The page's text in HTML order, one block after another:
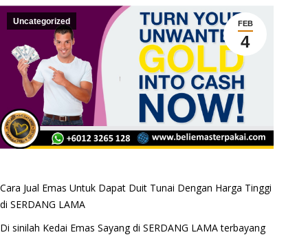
FEB
4
Uncategorized
Cara Jual Emas Untuk Dapat Duit Tunai Dengan Harga Tinggi
di SERDANG LAMA
Di sinilah Kedai Emas Sayang di SERDANG LAMA terbayang